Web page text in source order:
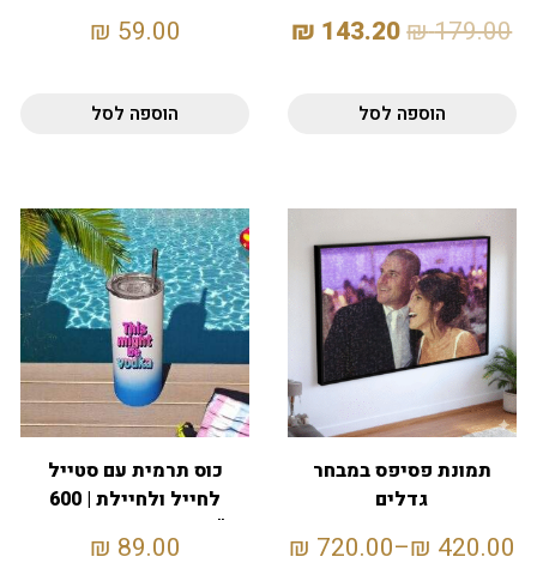
179.00
₪
143.20
₪
הוספה לסל
59.00
₪
הוספה לסל
תמונת פסיפס במבחר
גדלים
420.00
₪
–
720.00
₪
כוס תרמית עם סטייל
לחייל ולחיילת | 600
מ"ל | עם קש – כחול-לבן
89.00
₪